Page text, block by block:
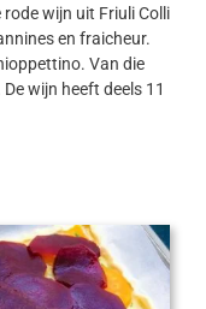
rode wijn uit Friuli Colli
en fraicheur.
Van die
wijn heeft deels 11